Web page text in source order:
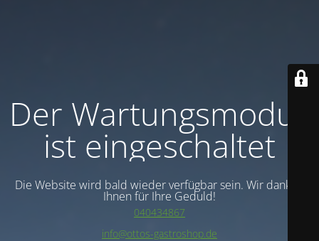
Der Wartungsmodus
ist eingeschaltet
Die Website wird bald wieder verfügbar sein. Wir danken
Ihnen für Ihre Geduld!
040434867
info@ottos-gastroshop.de